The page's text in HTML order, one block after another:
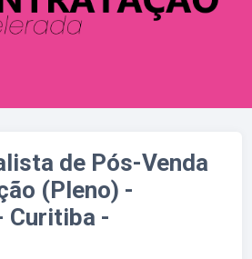
de Pós-Venda
(Pleno) -
Curitiba -